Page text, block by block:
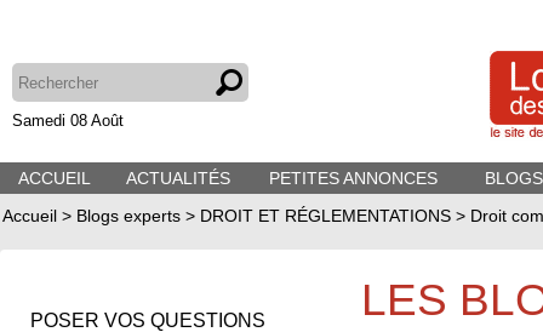
Samedi 08 Août
ACCUEIL ACTUALITÉS PETITES ANNONCES
Accueil > Blogs experts > DROIT ET RÉGLEMENTATIONS > Droit
POSER VOS QUESTIONS LES